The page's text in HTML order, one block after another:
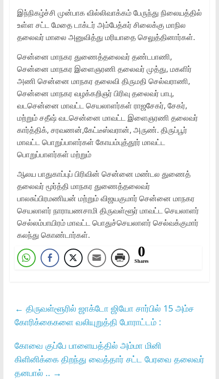
இந்நிகழ்ச்சி முன்பாக வில்லிவாக்கம் பேருந்து நிலையத்தில்
உள்ள சட்ட மேதை டாக்டர் அம்பேத்கர் சிலைக்கு மாநில
தலைவர் மாலை அனுவித்து மரியாதை செலுத்தினார்கள்.
சென்னை மாநகர துணைத்தலைவர் தண்டபாணி,
சென்னை மாநகர இளைஞரணி தலைவர் முத்து, மகளிர்
அணி சென்னை மாநகர தலைவி திருமதி செல்வராணி,
சென்னை மாநகர வழக்கறிஞர் பிரிவு தலைவர் பாபு,
வடசென்னை மாவட்ட செயலாளர்கள் ராஜசேகர், சேகர்,
மற்றும் சதீஷ் வடசென்னை மாவட்ட இளைஞரணி தலைவர்
கார்த்திக், சரவணன்,கேட்டீஸ்வரான், அருண். திருப்பூர்
மாவட்ட பொறுப்பாளர்கள் கோயம்புத்தூர் மாவட்ட
பொறுப்பாளர்கள் மற்றும்
ஆலய பாதுகாப்புப் பிரிவின் சென்னை மண்டல துணைத்
தலைவர் மூர்த்தி மாநகர துணைத்தலைவர்
பாலசுப்பிரமணியன் மற்றும் விஜயகுமார் சென்னை மாநகர
செயலாளர் நாராயணசாமி திருவள்ளூர் மாவட்ட செயலாளர்
செல்லம்பாயிரம் மாவட்ட பொதுச்செயலாளர் செல்வக்குமார்
கலந்து கொண்டார்கள்.
0
Shares
← திருவள்ளூரில் ஜாக்டோ ஜியோ சார்பில் 15 அம்ச
கோரிக்கைகளை வலியுறுத்தி போராட்டம் :
கோவை குப்பே பாளையத்தில் அம்மா மினி
கிளினிக்கை திறந்து வைத்தார் சட்ட பேரவை தலைவர்
தனபால் .. →